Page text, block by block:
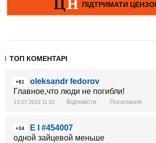
ТОП КОМЕНТАРІ
+81
oleksandr fedorov
Главное,что люди не погибли!
13.07.2019 11:01 Відповісти Посилання
+34
E I #454007
одной зайцевой меньше